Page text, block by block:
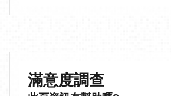
滿意度調查